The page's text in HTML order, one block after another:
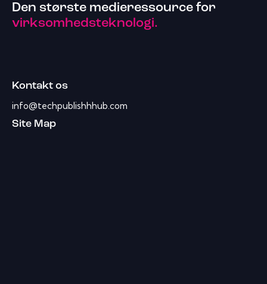
Den største medieressource for
virksomhedsteknologi.
Kontakt os
info@techpublishhhub.com
Site Map